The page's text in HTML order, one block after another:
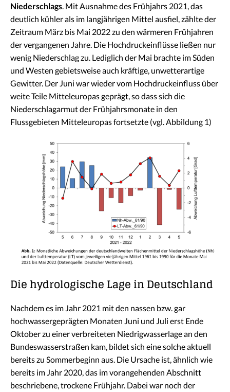
Niederschlags. Mit Ausnahme des Frühjahrs 2021, das
deutlich kühler als im langjährigen Mittel ausfiel, zählte der
Zeitraum März bis Mai 2022 zu den wärmeren Frühjahren
der vergangenen Jahre. Die Hochdruckeinflüsse ließen nur
wenig Niederschlag zu. Lediglich der Mai brachte im Süden
und Westen gebietsweise auch kräftige, unwetterartige
Gewitter. Der Juni war wieder vom Hochdruckeinfluss über
weite Teile Mitteleuropas geprägt, so dass sich die
Niederschlagarmut der Frühjahrsmonate in den
Flussgebieten Mitteleuropas fortsetzte (vgl. Abbildung 1)
Die hydrologische Lage in Deutschland
Nachdem es im Jahr 2021 mit den nassen bzw. gar
hochwassergeprägten Monaten Juni und Juli erst Ende
Oktober zu einer verbreiteten Niedrigwasserlage an den
Bundeswasserstraßen kam, bildet sich eine solche aktuell
bereits zu Sommerbeginn aus. Die Ursache ist, ähnlich wie
bereits im Jahr 2020, das im vorangehenden Abschnitt
beschriebene, trockene Frühjahr. Dabei war noch der